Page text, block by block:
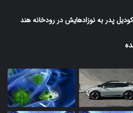
پدر به نوزادهایش در رودخانه هند